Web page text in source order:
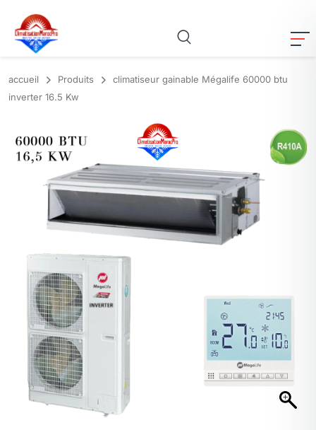
accueil Produits
climatiseur gainable Mégalife 60000 btu
inverter 16.5 Kw